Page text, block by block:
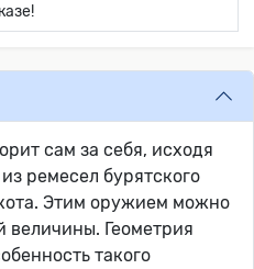
сам за себя, исходя
ремесел бурятского
Этим оружием можно
величины. Геометрия
такого